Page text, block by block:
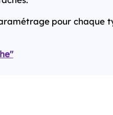
pour chaque